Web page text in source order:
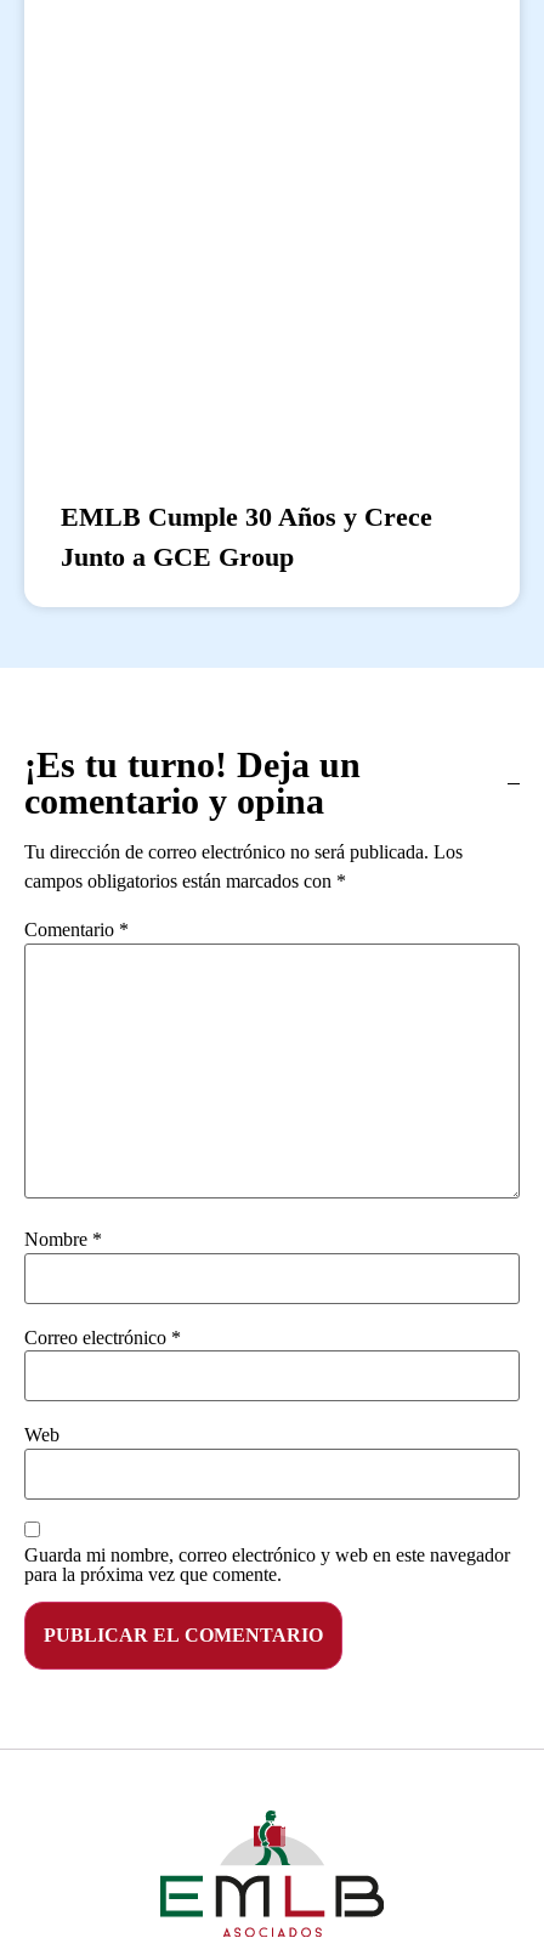
EMLB Cumple 30 Años y Crece
Junto a GCE Group
¡Es tu turno! Deja un
comentario y opina
Tu dirección de correo electrónico no será publicada. Los
campos obligatorios están marcados con *
Comentario *
Nombre *
Correo electrónico *
Web
Guarda mi nombre, correo electrónico y web en este navegador
para la próxima vez que comente.